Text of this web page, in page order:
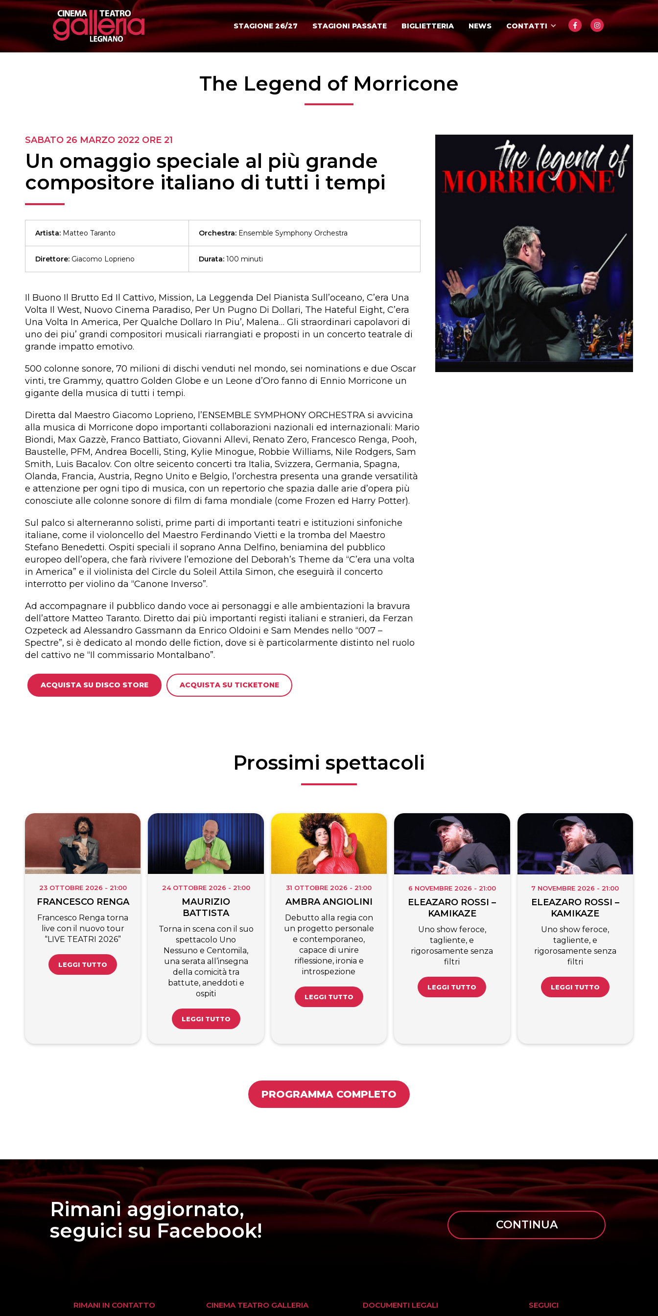
STAGIONE 26/27 STAGIONI PASSATE BIGLIETTERIA NEWS CONTATTI
The Legend of Morricone
SABATO 26 MARZO 2022 ORE 21
Un omaggio speciale al più grande
compositore italiano di tutti i tempi
Artista: Matteo Taranto Orchestra: Ensemble Symphony Orchestra
Direttore: Giacomo Loprieno Durata: 100 minuti
Il Buono Il Brutto Ed Il Cattivo, Mission, La Leggenda Del Pianista Sull’oceano, C’era Una
Volta Il West, Nuovo Cinema Paradiso, Per Un Pugno Di Dollari, The Hateful Eight, C’era
Una Volta In America, Per Qualche Dollaro In Piu’, Malena… Gli straordinari capolavori di
uno dei piu’ grandi compositori musicali riarrangiati e proposti in un concerto teatrale di
grande impatto emotivo.
500 colonne sonore, 70 milioni di dischi venduti nel mondo, sei nominations e due Oscar
vinti, tre Grammy, quattro Golden Globe e un Leone d’Oro fanno di Ennio Morricone un
gigante della musica di tutti i tempi.
Diretta dal Maestro Giacomo Loprieno, l’ENSEMBLE SYMPHONY ORCHESTRA si avvicina
alla musica di Morricone dopo importanti collaborazioni nazionali ed internazionali: Mario
Biondi, Max Gazzè, Franco Battiato, Giovanni Allevi, Renato Zero, Francesco Renga, Pooh,
Baustelle, PFM, Andrea Bocelli, Sting, Kylie Minogue, Robbie Williams, Nile Rodgers, Sam
Smith, Luis Bacalov. Con oltre seicento concerti tra Italia, Svizzera, Germania, Spagna,
Olanda, Francia, Austria, Regno Unito e Belgio, l’orchestra presenta una grande versatilità
e attenzione per ogni tipo di musica, con un repertorio che spazia dalle arie d’opera più
conosciute alle colonne sonore di film di fama mondiale (come Frozen ed Harry Potter).
Sul palco si alterneranno solisti, prime parti di importanti teatri e istituzioni sinfoniche
italiane, come il violoncello del Maestro Ferdinando Vietti e la tromba del Maestro
Stefano Benedetti. Ospiti speciali il soprano Anna Delfino, beniamina del pubblico
europeo dell’opera, che farà rivivere l’emozione del Deborah’s Theme da “C’era una volta
in America” e il violinista del Circle du Soleil Attila Simon, che eseguirà il concerto
interrotto per violino da “Canone Inverso”.
Ad accompagnare il pubblico dando voce ai personaggi e alle ambientazioni la bravura
dell’attore Matteo Taranto. Diretto dai più importanti registi italiani e stranieri, da Ferzan
Ozpeteck ad Alessandro Gassmann da Enrico Oldoini e Sam Mendes nello “007 –
Spectre”, si è dedicato al mondo delle fiction, dove si è particolarmente distinto nel ruolo
del cattivo ne “Il commissario Montalbano”.
ACQUISTA SU DISCO STORE ACQUISTA SU TICKETONE
Prossimi spettacoli
23 OTTOBRE 2026 - 21:00
FRANCESCO RENGA
Francesco Renga torna
live con il nuovo tour
“LIVE TEATRI 2026”
LEGGI TUTTO
24 OTTOBRE 2026 - 21:00
MAURIZIO
BATTISTA
Torna in scena con il suo
spettacolo Uno
Nessuno e Centomila,
una serata all’insegna
della comicità tra
battute, aneddoti e
ospiti
LEGGI TUTTO
31 OTTOBRE 2026 - 21:00
AMBRA ANGIOLINI
Debutto alla regia con
un progetto personale
e contemporaneo,
capace di unire
riflessione, ironia e
introspezione
LEGGI TUTTO
6 NOVEMBRE 2026 - 21:00
ELEAZARO ROSSI –
KAMIKAZE
Uno show feroce,
tagliente, e
rigorosamente senza
filtri
LEGGI TUTTO
7 NOVEMBRE 2026 - 21:00
ELEAZARO ROSSI –
KAMIKAZE
Uno show feroce,
tagliente, e
rigorosamente senza
filtri
LEGGI TUTTO
PROGRAMMA COMPLETO
Rimani aggiornato,
seguici su Facebook!
CONTINUA
RIMANI IN CONTATTO CINEMA TEATRO GALLERIA DOCUMENTI LEGALI SEGUICI